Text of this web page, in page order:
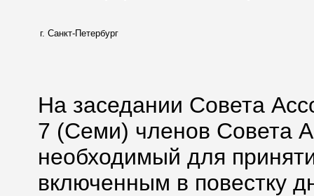
г. Санкт-Петербург
На заседании Совета
7 (Семи) членов Совета
необходимый для
включенным в повестку